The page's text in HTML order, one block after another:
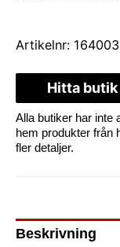
Artikelnr:
Hitta butik
Alla butiker har inte
hem produkter från
fler detaljer.
Beskrivning